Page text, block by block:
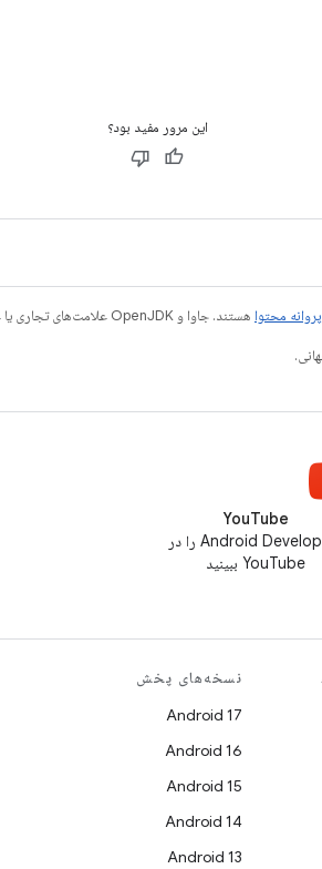
این مرور مفید بود؟
پروانه محتوا هستند. جاوا و OpenJDK علامت‌های تجاری یا علامت‌های تجاری ثبت‌شده Oracle و/یا وابسته‌های آن هستند.
YouTube
Android Developers را در
YouTube ببینید
نسخه‌های پخش
Android 17
Android 16
Android 15
Android 14
Android 13